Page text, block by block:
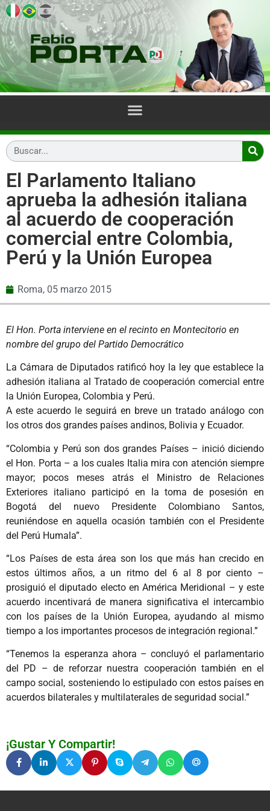
El Parlamento Italiano
aprueba la adhesión italiana
al acuerdo de cooperación
comercial entre Colombia,
Perú y la Unión Europea
Roma, 05 marzo 2015
El Hon. Porta interviene en el recinto en Montecitorio en
nombre del grupo del Partido Democrático
La Cámara de Diputados ratificó hoy la ley que establece la
adhesión italiana al Tratado de cooperación comercial entre
la Unión Europea, Colombia y Perú.
A este acuerdo le seguirá en breve un tratado análogo con
los otros dos grandes países andinos, Bolivia y Ecuador.
“Colombia y Perú son dos grandes Países – inició diciendo
el Hon. Porta – a los cuales Italia mira con atención siempre
mayor; pocos meses atrás el Ministro de Relaciones
Exteriores italiano participó en la toma de posesión en
Bogotá del nuevo Presidente Colombiano Santos,
reuniéndose en aquella ocasión también con el Presidente
del Perú Humala”.
“Los Países de esta área son los que más han crecido en
estos últimos años, a un ritmo del 6 al 8 por ciento –
prosiguió el diputado electo en América Meridional – y este
acuerdo incentivará de manera significativa el intercambio
con los países de la Unión Europea, ayudando al mismo
tiempo a los importantes procesos de integración regional.”
“Tenemos la esperanza ahora – concluyó el parlamentario
del PD – de reforzar nuestra cooperación también en el
campo social, sosteniendo lo estipulado con estos países en
acuerdos bilaterales y multilaterales de seguridad social.”
¡Gustar Y Compartir!